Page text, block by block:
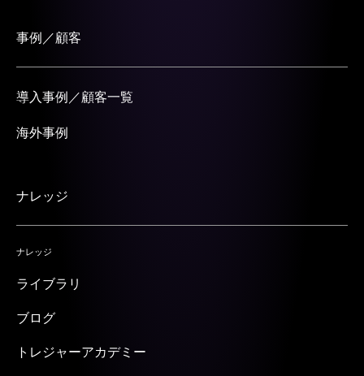
事例／顧客
導入事例／顧客一覧
海外事例
ナレッジ
ナレッジ
ライブラリ
ブログ
トレジャーアカデミー